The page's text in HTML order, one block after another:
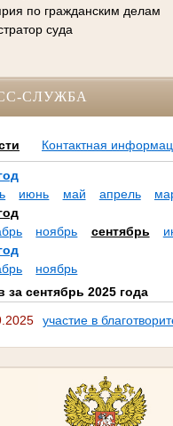
по гражданским делам
суда
СЛУЖБА
Контактная
июнь май апрель
ноябрь сентябрь
ноябрь
за сентябрь 2025 года
участие в